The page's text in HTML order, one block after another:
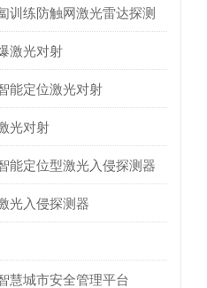
训练防触网激光雷达探测
激光对射
能定位激光对射
光对射
能定位型激光入侵探测器
光入侵探测器
慧城市安全管理平台